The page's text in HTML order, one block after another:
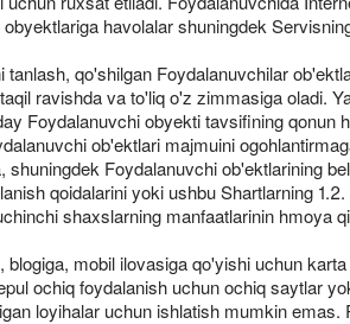
havolalar shuningdek
qo'shilgan Foydalanuvchilar
ravishda va to'liq o'z zimmasiga oladi.
Foydalanuvchi obyekti tavsifining
ob'ektlari majmuini
Foydalanuvchi ob'ektlarining
qoidalarini yoki ushbu Shartlarning
shaxslarning manfaatlarinin hmoya
mobil ilovasiga qo'yishi uchun
ochiq foydalanish uchun ochiq saytlar
loyihalar uchun ishlatish mumkin